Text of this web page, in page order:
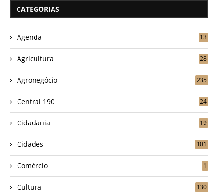
CATEGORIAS
Agenda 13
Agricultura 28
Agronegócio 235
Central 190 24
Cidadania 19
Cidades 101
Comércio 1
Cultura 130